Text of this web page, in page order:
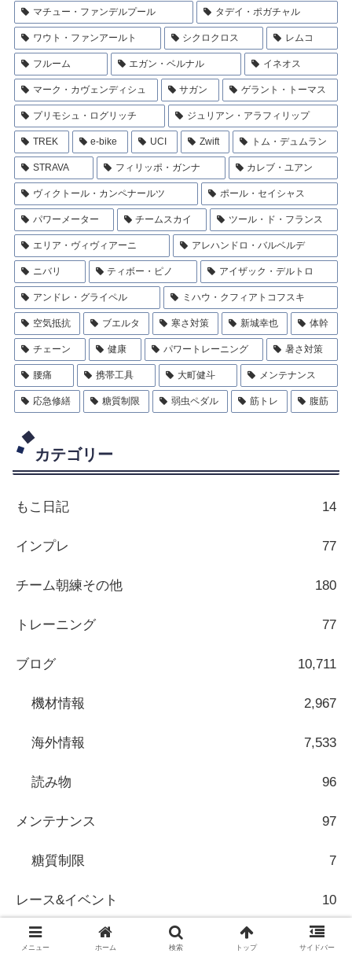
マチュー・ファンデルプール タデイ・ポガチャル
ワウト・ファンアールト シクロクロス レムコ
フルーム エガン・ベルナル イネオス
マーク・カヴェンディシュ サガン ゲラント・トーマス
プリモシュ・ログリッチ ジュリアン・アラフィリップ
TREK e-bike UCI Zwift トム・デュムラン
STRAVA フィリッポ・ガンナ カレブ・ユアン
ヴィクトール・カンペナールツ ポール・セイシャス
パワーメーター チームスカイ ツール・ド・フランス
エリア・ヴィヴィアーニ アレハンドロ・バルベルデ
ニバリ ティボー・ピノ アイザック・デルトロ
アンドレ・グライペル ミハウ・クフィアトコフスキ
空気抵抗 ブエルタ 寒さ対策 新城幸也 体幹
チェーン 健康 パワートレーニング 暑さ対策
腰痛 携帯工具 大町健斗 メンテナンス
応急修繕 糖質制限 弱虫ペダル 筋トレ 腹筋
カテゴリー
もこ日記 14
インプレ 77
チーム朝練その他 180
トレーニング 77
ブログ 10,711
機材情報 2,967
海外情報 7,533
読み物 96
メンテナンス 97
糖質制限 7
レース&イベント 10
健康 36
メニュー ホーム 検索 トップ サイドバー